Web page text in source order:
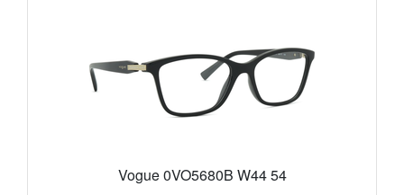
Vogue 0VO5680B W44 54